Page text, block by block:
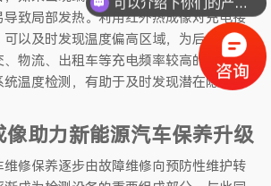
致局部发热。利用红外热成像对充电接
可以及时发现温度偏高区域，为后续维护
物流、出租车等充电频率较高的运营车
温度检测，有助于及时发现潜在隐患，
像助力新能源汽车保养升级
维修保养逐步由故障维修向预防性维护转